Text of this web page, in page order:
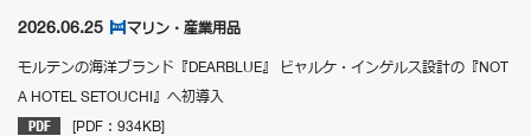
2026.06.25 マリン・産業用品
モルテンの海洋ブランド『DEARBLUE』 ビャルケ・インゲルス設計の『NOT
A HOTEL SETOUCHI』へ初導入
[PDF：934KB]